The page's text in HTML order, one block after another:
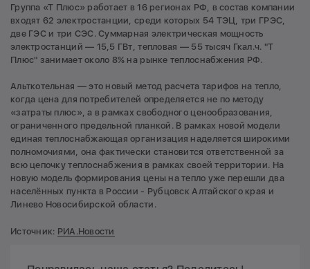
Группа «Т Плюс» работает в 16 регионах РФ, в состав компании
входят 62 электростанции, среди которых 54 ТЭЦ, три ГРЭС,
две ГЭС и три СЭС. Суммарная электрическая мощность
электростанций — 15,5 ГВт, тепловая — 55 тысяч Гкал.ч. "Т
Плюс" занимает около 8% на рынке теплоснабжения РФ.
Альткотельная — это новый метод расчета тарифов на тепло,
когда цена для потребителей определяется не по методу
«затраты плюс», а в рамках свободного ценообразования,
ограниченного предельной планкой. В рамках новой модели
единая теплоснабжающая организация наделяется широкими
полномочиями, она фактически становится ответственной за
всю цепочку теплоснабжения в рамках своей территории. На
новую модель формирования цены на тепло уже перешли два
населённых пункта в России - Рубцовск Алтайского края и
Линево Новосибирской области.
Источник: РИА.Новости